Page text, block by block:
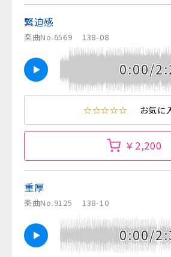
緊迫感
楽曲No.6569 138-08
0:00/
☆☆☆☆☆ お気に
￥2,200
重厚
楽曲No.9125 138-10
0:00/